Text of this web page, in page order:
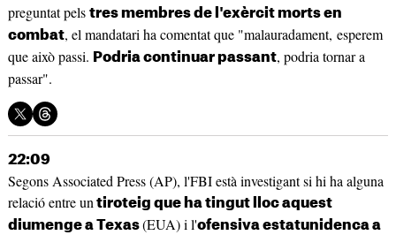
preguntat pels tres membres de l'exèrcit morts en
combat, el mandatari ha comentat que "malauradament, esperem
que això passi. Podria continuar passant, podria tornar a
passar".
22:09
Segons Associated Press (AP), l'FBI està investigant si hi ha alguna
relació entre un tiroteig que ha tingut lloc aquest
diumenge a Texas(EUA) i l'ofensiva estatunidenca a